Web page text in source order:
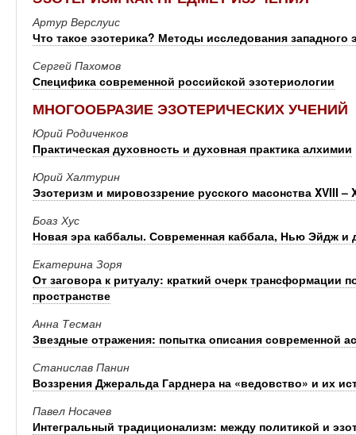
Артур Верслуис
Что такое эзотерика? Методы исследования западного
Сергей Пахомов
Специфика современной российской эзотериологии
МНОГООБРАЗИЕ ЭЗОТЕРИЧЕСКИХ УЧЕНИЙ
Юрий Родиченков
Практическая духовность и духовная практика алхимии
Юрий Халтурин
Эзотеризм и мировоззрение русского масонства XVIII –
Боаз Хус
Новая эра каббалы. Современная каббала, Нью Эйдж и
Екатерина Зоря
От заговора к ритуалу: краткий очерк трансформации
пространстве
Анна Тесман
Звездные отражения: попытка описания современной
Станислав Панин
Воззрения Джеральда Гарднера на «ведовство» и их
Павел Носачев
Интегральный традиционализм: между политикой и